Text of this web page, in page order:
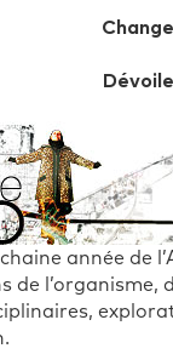
année de
de